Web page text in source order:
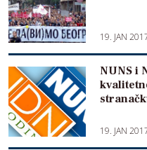
19. JAN
NUNS i
19. JAN